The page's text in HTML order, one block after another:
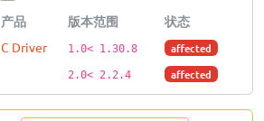
产品 版本范围
状态
C Driver 1.0< 1.30.8 affected
2.0< 2.2.4 affected